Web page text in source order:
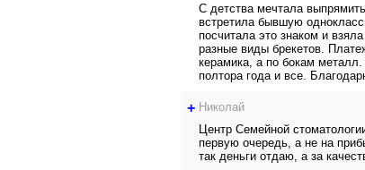
С детства мечтала
встретила бывшую
посчитала это знаком и
разные виды брекетов.
керамика, а по бокам
полтора года и все.
+ Николай
Центр Семейной
первую очередь, а не на
так деньги отдаю, а за